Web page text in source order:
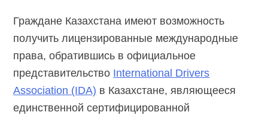
Граждане Казахстана имеют возможность
получить лицензированные международные
права, обратившись в официальное
представительство International Drivers
Association (IDA) в Казахстане, являющееся
единственной сертифицированной